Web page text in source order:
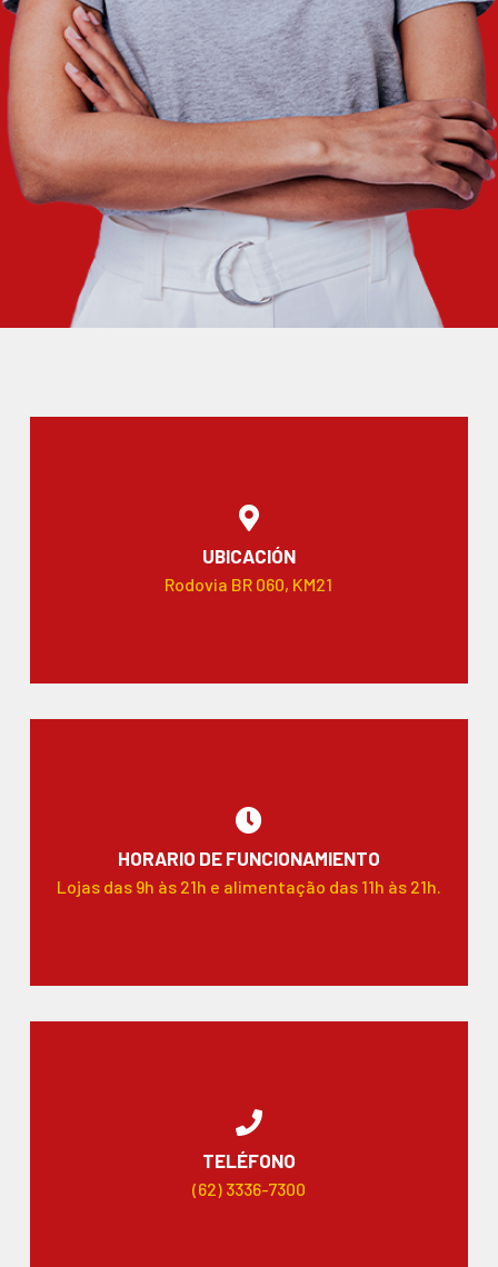
UBICACIÓN
Rodovia BR 060, KM21
HORARIO DE FUNCIONAMIENTO
Lojas das 9h às 21h e alimentação das 11h às 21h.
TELÉFONO
(62) 3336-7300